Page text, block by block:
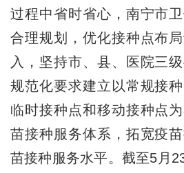
过程中省时省心，南宁市卫
合理规划，优化接种点布
入，坚持市、县、医院三
规范化要求建立以常规接
临时接种点和移动接种点
苗接种服务体系，拓宽疫
苗接种服务水平。截至5月